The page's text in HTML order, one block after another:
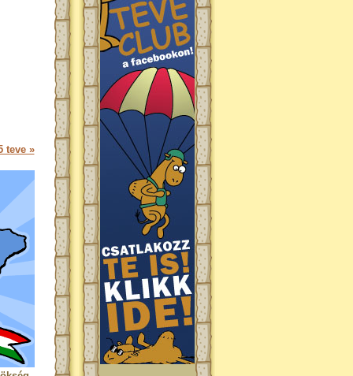
teve »